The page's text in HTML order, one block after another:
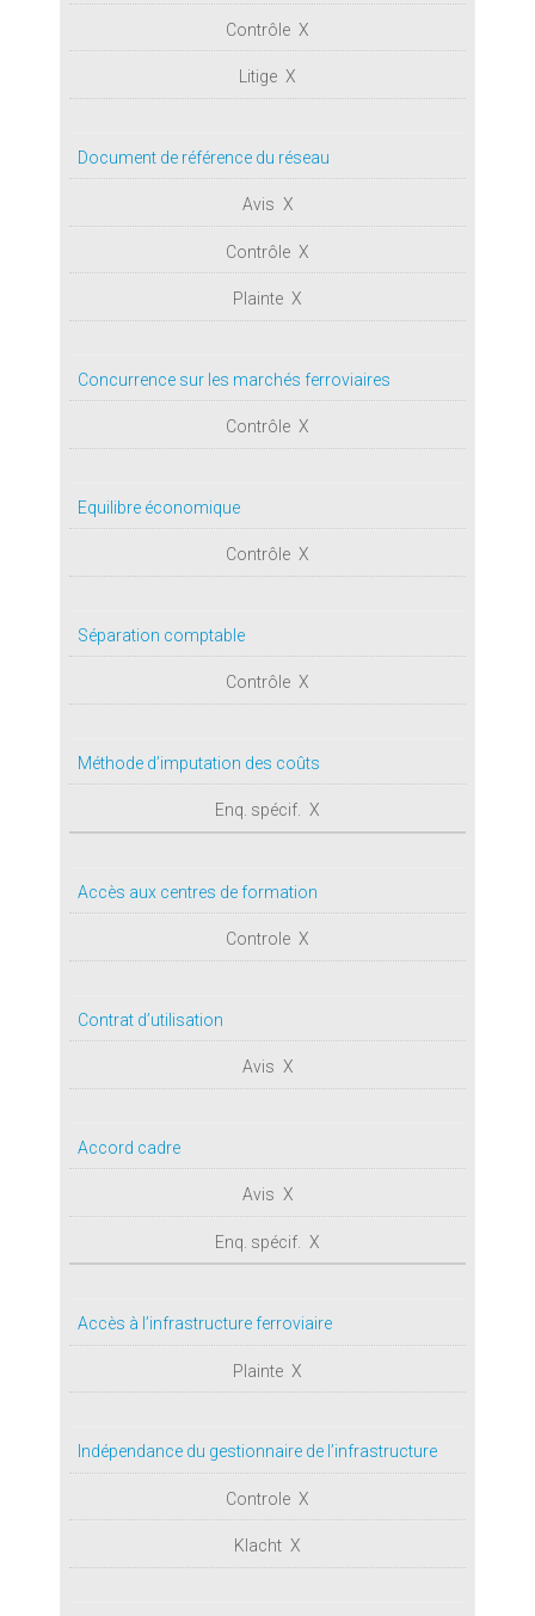
X
X
Document de référence du réseau
X
X
X
Concurrence sur les marchés ferroviaires
X
Equilibre économique
X
Séparation comptable
X
Méthode d’imputation des coûts
X
Accès aux centres de formation
X
Contrat d’utilisation
X
Accord cadre
X
X
Accès à l’infrastructure ferroviaire
X
Indépendance du gestionnaire de l’infrastructure
X
X